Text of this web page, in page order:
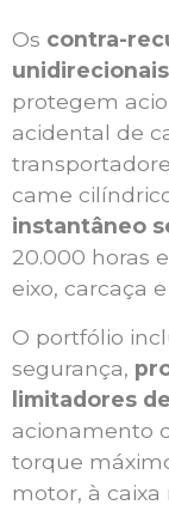
Os contra-
protegem
acidental de
came
instantâneo
20.000 horas
eixo, carcaça
O portfólio
segurança,
limitadores
acionamento
torque
motor, à